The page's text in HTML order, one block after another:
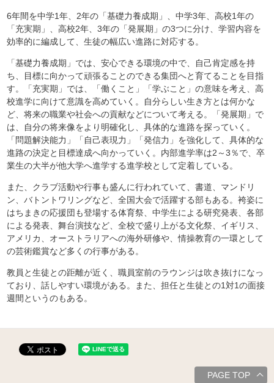
6年間を中学1年、2年の「基礎力養成期」、中学3年、高校1年の
「充実期」、高校2年、3年の「発展期」の3つに分け、学習内容を
効率的に編成して、生徒の幅広い進路に対応する。
「基礎力養成期」では、安心できる環境の中で、自己肯定感を持
ち、目標に向かって頑張ることのできる集団へと育てることを目指
す。「充実期」では、「働くこと」「学ぶこと」の意味を考え、高
校進学に向けて意識を高めていく。自分らしい生き方とは何かな
ど、将来の職業や社会への貢献などについて考える。「発展期」で
は、自分の将来像をより明確化し、具体的な進路を探っていく。
「問題解決能力」「自己表現力」「発信力」を強化して、具体的な
進路の決定と目標達成へ向かっていく。内部進学率は2～3％で、卒
業生の大半が他大学へ進学する進学校として定着している。
また、クラブ活動や行事も盛んに行われていて、書道、マンドリ
ン、バトントワリングなど、全国大会で活躍する部もある。袴姿に
はちまきの応援団も登場する体育祭、中学生による研究発表、各部
による発表、舞台演技など、全校で盛り上がる文化祭、イギリス、
アメリカ、オーストラリアへの海外研修や、情操教育の一環として
の芸術鑑賞など多くの行事がある。
教員と生徒との距離が近く、職員室前のラウンジは吹き抜けになっ
ており、話しやすい環境がある。また、担任と生徒との1対1の面接
週間というのもある。
PAGE TOP